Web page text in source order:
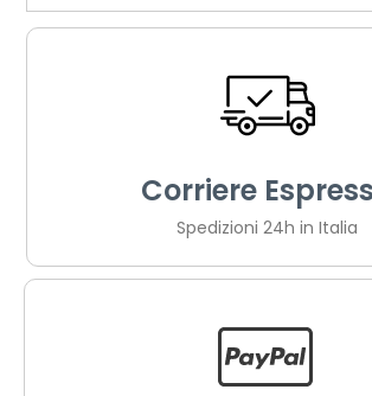
Corriere
Spedizioni 24h in Italia